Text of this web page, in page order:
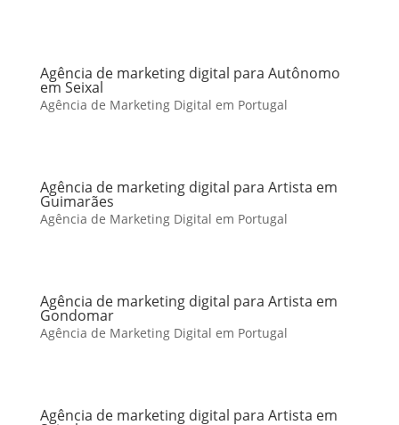
Agência de marketing digital para Autônomo
em Seixal
Agência de Marketing Digital em Portugal
Agência de marketing digital para Artista em
Guimarães
Agência de Marketing Digital em Portugal
Agência de marketing digital para Artista em
Gondomar
Agência de Marketing Digital em Portugal
Agência de marketing digital para Artista em